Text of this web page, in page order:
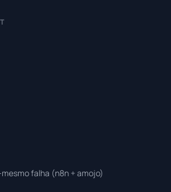
falha (n8n + amojo)